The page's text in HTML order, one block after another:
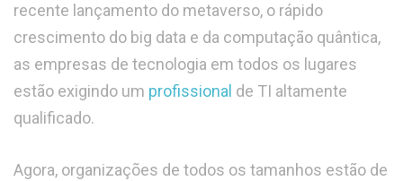
recente lançamento do metaverso, o rápido
crescimento do big data e da computação quântica,
as empresas de tecnologia em todos os lugares
estão exigindo um profissional de TI altamente
qualificado.
Agora, organizações de todos os tamanhos estão de